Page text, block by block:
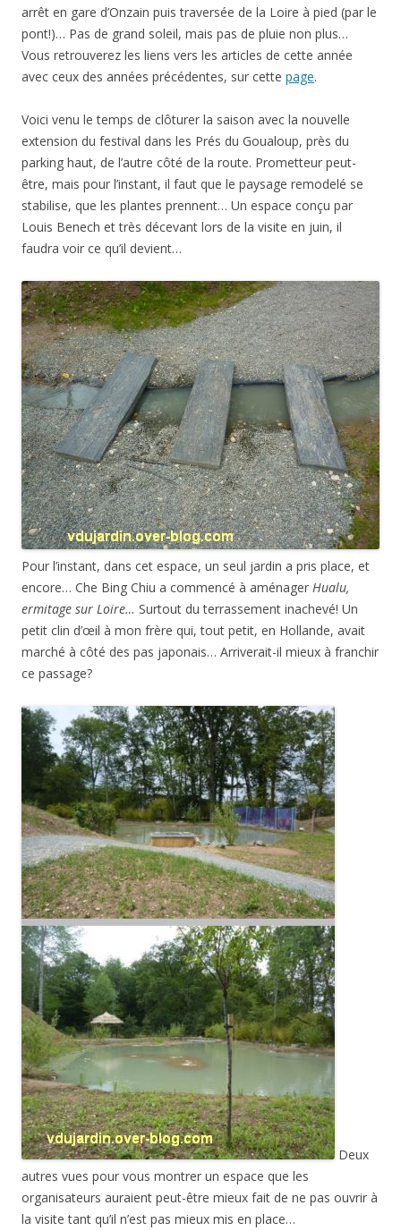
arrêt en gare d’Onzain puis traversée de la Loire à pied (par le
pont!)… Pas de grand soleil, mais pas de pluie non plus…
Vous retrouverez les liens vers les articles de cette année
avec ceux des années précédentes, sur cette page.
Voici venu le temps de clôturer la saison avec la nouvelle
extension du festival dans les Prés du Goualoup, près du
parking haut, de l’autre côté de la route. Prometteur peut-
être, mais pour l’instant, il faut que le paysage remodelé se
stabilise, que les plantes prennent… Un espace conçu par
Louis Benech et très décevant lors de la visite en juin, il
faudra voir ce qu’il devient…
Pour l’instant, dans cet espace, un seul jardin a pris place, et
encore… Che Bing Chiu a commencé à aménager Hualu,
ermitage sur Loire… Surtout du terrassement inachevé! Un
petit clin d’œil à mon frère qui, tout petit, en Hollande, avait
marché à côté des pas japonais… Arriverait-il mieux à franchir
ce passage?
Deux
autres vues pour vous montrer un espace que les
organisateurs auraient peut-être mieux fait de ne pas ouvrir à
la visite tant qu’il n’est pas mieux mis en place…